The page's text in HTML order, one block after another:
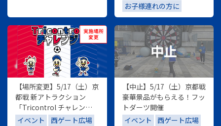
お子様連れの方に
【場所変更】5/17（土）京
都戦 新アトラクション
「Tricontrol チャレン
ジ」
イベント
西ゲート広場
【中止】5/17（土）京都戦
豪華景品がもらえる！フッ
トダーツ開催
イベント
西ゲート広場